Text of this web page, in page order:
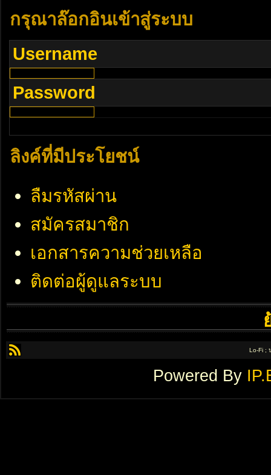
กรุณาล๊อกอินเข้าสู่ระบบ
Username
Password
ลิงค์ที่มีประโยชน์
ลืมรหัสผ่าน
สมัครสมาชิก
เอกสารความช่วยเหลือ
ติดต่อผู้ดูแลระบบ
Lo-Fi ;
Powered By